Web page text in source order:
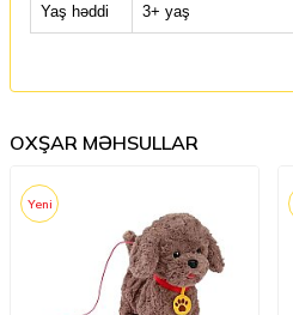
Yaş həddi 3+ yaş
OXŞAR MƏHSULLAR
Yeni